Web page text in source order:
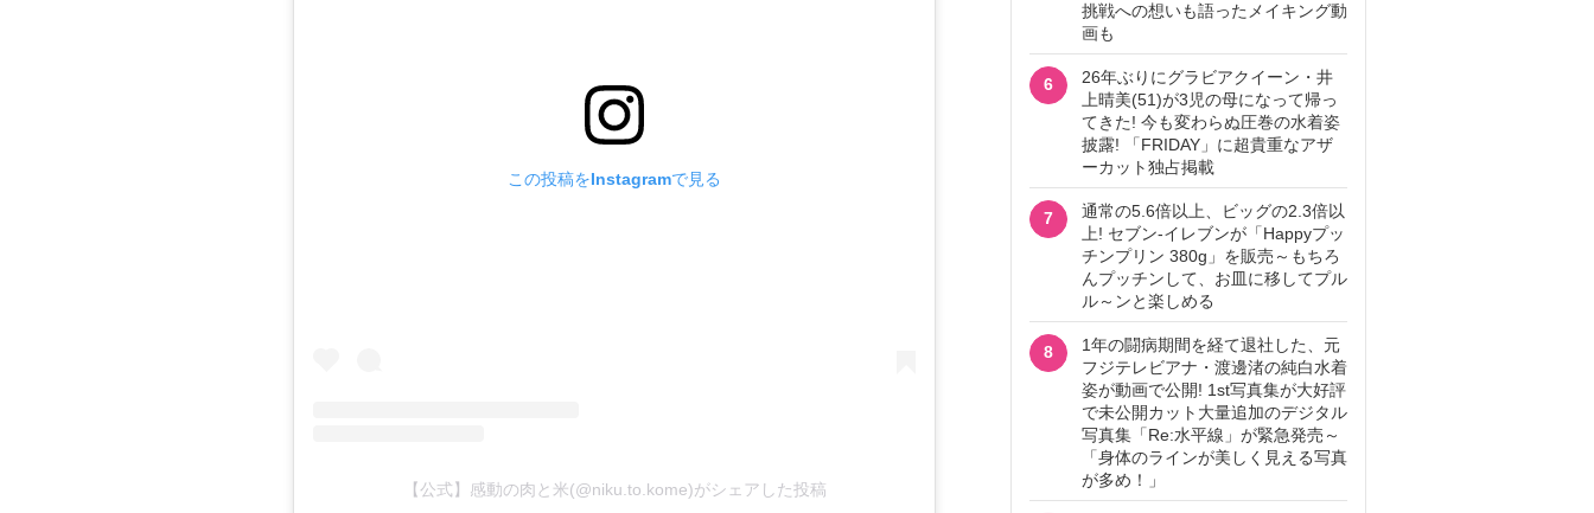
この投稿をInstagramで見る
【公式】感動の肉と米(@niku.to.kome)がシェアした投稿
挑戦への想いも語ったメイキング動
画も
6
26年ぶりにグラビアクイーン・井
上晴美(51)が3児の母になって帰っ
てきた! 今も変わらぬ圧巻の水着姿
披露! 「FRIDAY」に超貴重なアザ
ーカット独占掲載
7
通常の5.6倍以上、ビッグの2.3倍以
上! セブン‐イレブンが「Happyプッ
チンプリン 380g」を販売～もちろ
んプッチンして、お皿に移してプル
ル～ンと楽しめる
8
1年の闘病期間を経て退社した、元
フジテレビアナ・渡邊渚の純白水着
姿が動画で公開! 1st写真集が大好評
で未公開カット大量追加のデジタル
写真集「Re:水平線」が緊急発売～
「身体のラインが美しく見える写真
が多め！」